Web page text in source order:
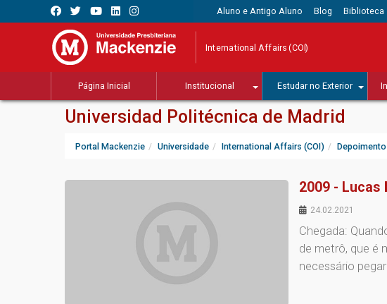
Aluno e Antigo Aluno Blog Biblioteca
International Affairs (COI)
Página Inicial Institucional Estudar no Exterior
Universidad Politécnica de Madrid
Portal Mackenzie Universidade International Affairs (COI)
2009 -
24.02.2021
Chegada:
de metrô, que é
necessário